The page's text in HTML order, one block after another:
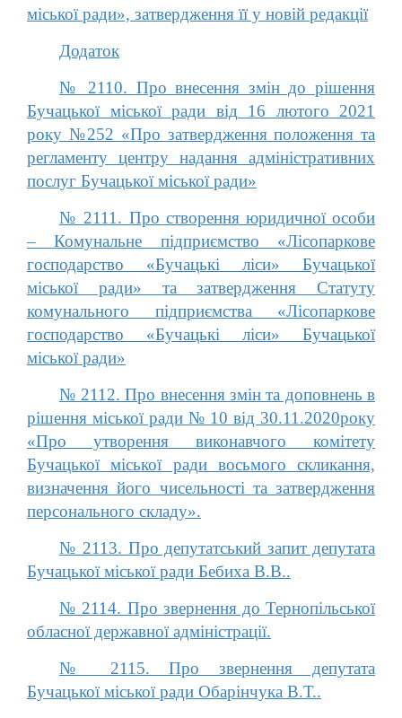
міської ради», затвердження її у новій редакції
Додаток
№ 2110. Про внесення змін до рішення
Бучацької міської ради від 16 лютого 2021
року №252 «Про затвердження положення та
регламенту центру надання адміністративних
послуг Бучацької міської ради»
№ 2111. Про створення юридичної особи
– Комунальне підприємство «Лісопаркове
господарство «Бучацькі ліси» Бучацької
міської ради» та затвердження Статуту
комунального підприємства «Лісопаркове
господарство «Бучацькі ліси» Бучацької
міської ради»
№ 2112. Про внесення змін та доповнень в
рішення міської ради № 10 від 30.11.2020року
«Про утворення виконавчого комітету
Бучацької міської ради восьмого скликання,
визначення його чисельності та затвердження
персонального складу».
№ 2113. Про депутатський запит депутата
Бучацької міської ради Бебиха В.В..
№ 2114. Про звернення до Тернопільської
обласної державної адміністрації.
№ 2115. Про звернення депутата
Бучацької міської ради Обарінчука В.Т..